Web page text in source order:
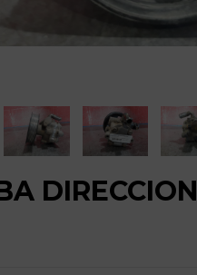
DIRECCION